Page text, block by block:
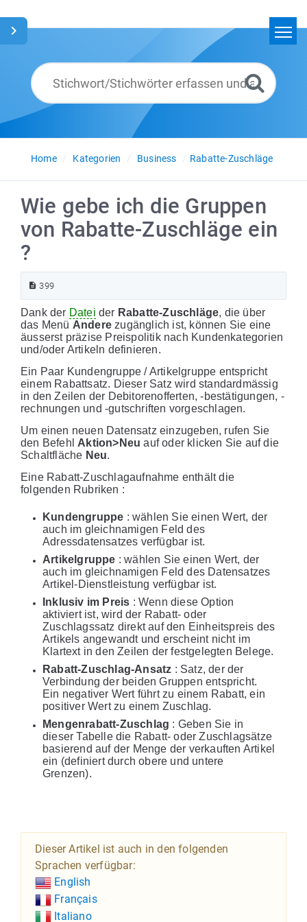
Glossar
Deutsch
Home
Kategorien Business Rabatte-Zuschläge
Wie gebe ich die Gruppen
von Rabatte-Zuschläge ein
?
399
Dank der Datei der Rabatte-Zuschläge, die über
das Menü Andere zugänglich ist, können Sie eine
äusserst präzise Preispolitik nach Kundenkategorien
und/oder Artikeln definieren.
Ein Paar Kundengruppe / Artikelgruppe entspricht
einem Rabattsatz. Dieser Satz wird standardmässig
in den Zeilen der Debitorenofferten, -bestätigungen, -
rechnungen und -gutschriften vorgeschlagen.
Um einen neuen Datensatz einzugeben, rufen Sie
den Befehl Aktion>Neu auf oder klicken Sie auf die
Schaltfläche Neu.
Eine Rabatt-Zuschlagaufnahme enthält die
folgenden Rubriken :
Kundengruppe : wählen Sie einen Wert, der
auch im gleichnamigen Feld des
Adressdatensatzes verfügbar ist.
Artikelgruppe : wählen Sie einen Wert, der
auch im gleichnamigen Feld des Datensatzes
Artikel-Dienstleistung verfügbar ist.
Inklusiv im Preis : Wenn diese Option
aktiviert ist, wird der Rabatt- oder
Zuschlagssatz direkt auf den Einheitspreis des
Artikels angewandt und erscheint nicht im
Klartext in den Zeilen der festgelegten Belege.
Rabatt-Zuschlag-Ansatz : Satz, der der
Verbindung der beiden Gruppen entspricht.
Ein negativer Wert führt zu einem Rabatt, ein
positiver Wert zu einem Zuschlag.
Mengenrabatt-Zuschlag : Geben Sie in
dieser Tabelle die Rabatt- oder Zuschlagsätze
basierend auf der Menge der verkauften Artikel
ein (definiert durch obere und untere
Grenzen).
Dieser Artikel ist auch in den folgenden
Sprachen verfügbar:
English
Français
Italiano